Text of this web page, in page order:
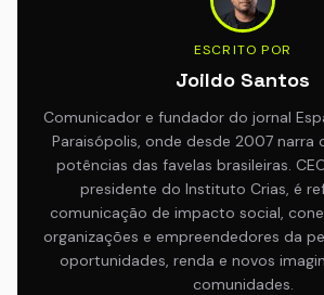
ESCRITO POR
Joildo Santos
Comunicador e fundador do jornal
Paraisópolis, onde desde 2007 narra
potências das favelas brasileiras.
presidente do Instituto Crias, é
comunicação de impacto social,
organizações e empreendedores da
oportunidades, renda e novos
comunidades.